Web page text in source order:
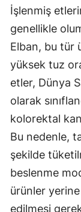
İşlenmiş
genellikle
Elban, bu tür
yüksek tuz
etler, Dünya
olarak
kolorektal
Bu nedenle,
şekilde
beslenme
ürünler
edilmesi